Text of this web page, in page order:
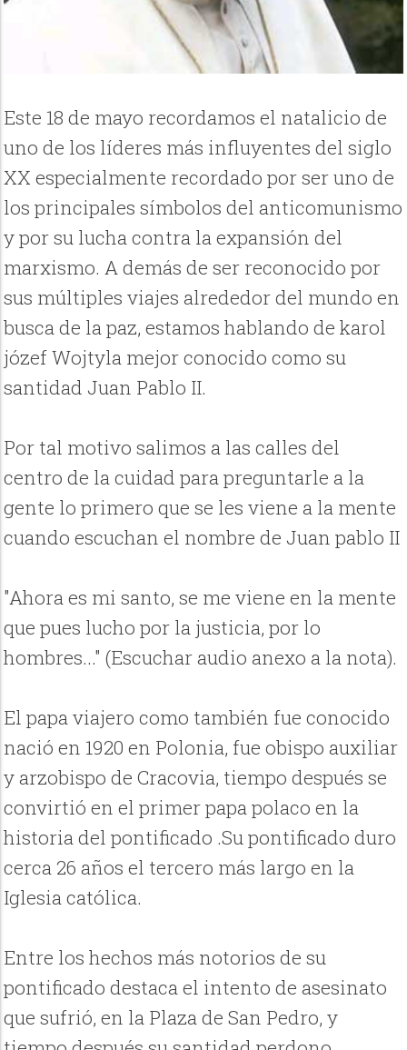
Este 18 de mayo recordamos el natalicio de
uno de los líderes más influyentes del siglo
XX especialmente recordado por ser uno de
los principales símbolos del anticomunismo
y por su lucha contra la expansión del
marxismo. A demás de ser reconocido por
sus múltiples viajes alrededor del mundo en
busca de la paz, estamos hablando de karol
józef Wojtyla mejor conocido como su
santidad Juan Pablo II.
Por tal motivo salimos a las calles del
centro de la cuidad para preguntarle a la
gente lo primero que se les viene a la mente
cuando escuchan el nombre de Juan pablo II
"Ahora es mi santo, se me viene en la mente
que pues lucho por la justicia, por lo
hombres..." (Escuchar audio anexo a la nota).
El papa viajero como también fue conocido
nació en 1920 en Polonia, fue obispo auxiliar
y arzobispo de Cracovia, tiempo después se
convirtió en el primer papa polaco en la
historia del pontificado .Su pontificado duro
cerca 26 años el tercero más largo en la
Iglesia católica.
Entre los hechos más notorios de su
pontificado destaca el intento de asesinato
que sufrió, en la Plaza de San Pedro, y